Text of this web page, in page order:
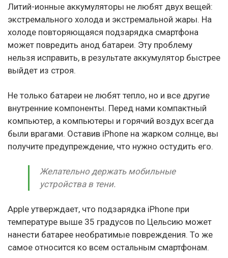
Литий-ионные аккумуляторы не любят двух вещей:
экстремального холода и экстремальной жары. На
холоде повторяющаяся подзарядка смартфона
может повредить анод батареи. Эту проблему
нельзя исправить, в результате аккумулятор быстрее
выйдет из строя.
Не только батареи не любят тепло, но и все другие
внутренние компоненты. Перед нами компактный
компьютер, а компьютеры и горячий воздух всегда
были врагами. Оставив iPhone на жарком солнце, вы
получите предупреждение, что нужно остудить его.
Желательно держать мобильные
устройства в тени.
Apple утверждает, что подзарядка iPhone при
температуре выше 35 градусов по Цельсию может
нанести батарее необратимые повреждения. То же
самое относится ко всем остальным смартфонам.